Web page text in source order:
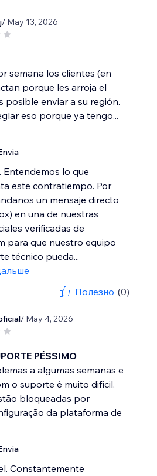
/ May 13, 2026
semana los clientes (en
porque les arroja el
posible enviar a su región.
eso porque ya tengo...
Entendemos lo que
este contratiempo. Por
un mensaje directo
en una de nuestras
verificadas de
para que nuestro equipo
técnico pueda...
Полезно (0)
/ May 4, 2026
PÉSSIMO
a algumas semanas e
o suporte é muito difícil.
bloqueadas por
da plataforma de
Constantemente